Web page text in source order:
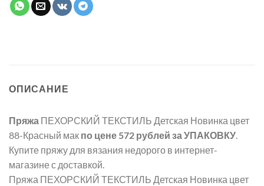
ОПИСАНИЕ
Пряжа ПЕХОРСКИЙ ТЕКСТИЛЬ Детская Новинка цвет
88-Красный мак по цене 572 рублей за УПАКОВКУ.
Купите пряжу для вязания недорого в интернет-
магазине с доставкой.
Пряжа ПЕХОРСКИЙ ТЕКСТИЛЬ Детская Новинка цвет